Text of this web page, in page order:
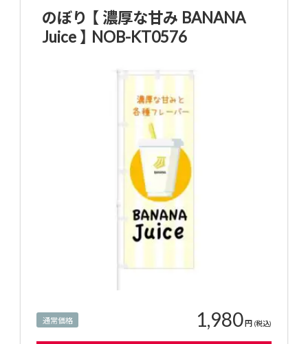
のぼり 【 濃厚な甘み BANANA
Juice 】 NOB-KT0576
通常価格 1,980円 (税込)